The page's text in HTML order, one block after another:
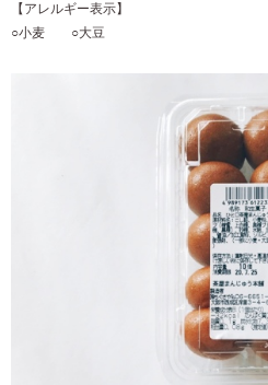
【アレルギー表示】
○小麦 ○大豆